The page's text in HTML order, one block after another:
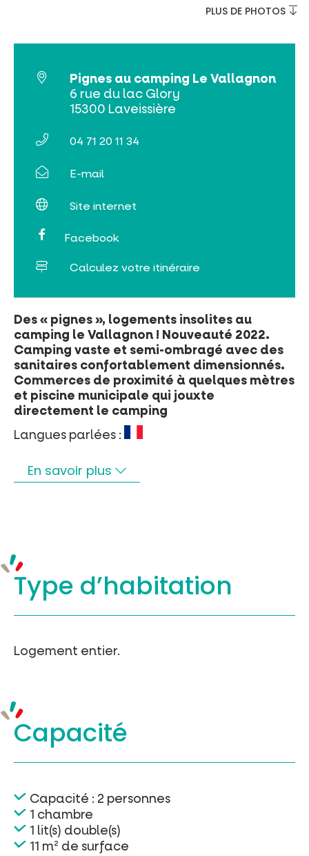
Billetterie en ligne
Tribus et groupes
Rechercher
PLUS DE PHOTOS
Des « pignes », logements insolites au
camping le Vallagnon ! Nouveauté 2022.
Camping vaste et semi-ombragé avec des
sanitaires confortablement dimensionnés.
Commerces de proximité à quelques mètres
et piscine municipale qui jouxte
directement le camping
Langues parlées :
En savoir plus
Type d’habitation
Logement entier.
Capacité
Capacité : 2 personnes
1 chambre
1 lit(s) double(s)
11 m² de surface
Pignes au camping Le Vallagnon
6 rue du lac Glory
15300 Laveissière
04 71 20 11 34
E-mail
Site internet
Facebook
Calculez votre itinéraire